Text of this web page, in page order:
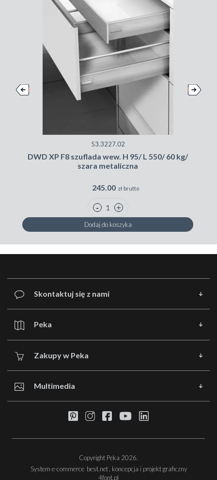
53.3227.02
DWD XP F8 szuflada wew. H 95/ L 550/ 60 kg/
szara metaliczna
245.00 zł brutto
Dodaj do koszyka
Skontaktuj się z nami
Peka
Zakupy w Peka
Multimedia
Copyright Peka 2026.
System e-commerce best.net , koncepcja i projekt graficzny
4font.pl